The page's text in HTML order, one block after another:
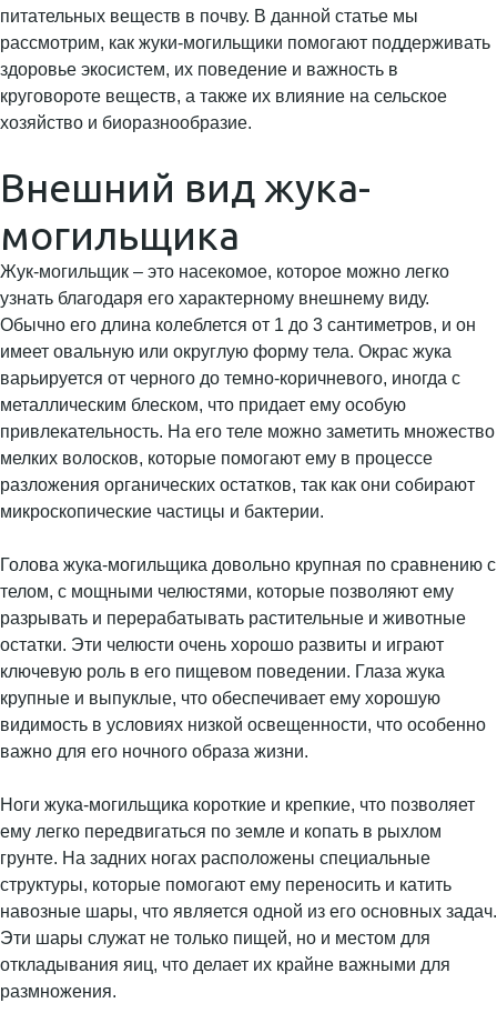
питательных веществ в почву. В данной статье мы
рассмотрим, как жуки-могильщики помогают поддерживать
здоровье экосистем, их поведение и важность в
круговороте веществ, а также их влияние на сельское
хозяйство и биоразнообразие.
Внешний вид жука-
могильщика
Жук-могильщик – это насекомое, которое можно легко
узнать благодаря его характерному внешнему виду.
Обычно его длина колеблется от 1 до 3 сантиметров, и он
имеет овальную или округлую форму тела. Окрас жука
варьируется от черного до темно-коричневого, иногда с
металлическим блеском, что придает ему особую
привлекательность. На его теле можно заметить множество
мелких волосков, которые помогают ему в процессе
разложения органических остатков, так как они собирают
микроскопические частицы и бактерии.
Голова жука-могильщика довольно крупная по сравнению с
телом, с мощными челюстями, которые позволяют ему
разрывать и перерабатывать растительные и животные
остатки. Эти челюсти очень хорошо развиты и играют
ключевую роль в его пищевом поведении. Глаза жука
крупные и выпуклые, что обеспечивает ему хорошую
видимость в условиях низкой освещенности, что особенно
важно для его ночного образа жизни.
Ноги жука-могильщика короткие и крепкие, что позволяет
ему легко передвигаться по земле и копать в рыхлом
грунте. На задних ногах расположены специальные
структуры, которые помогают ему переносить и катить
навозные шары, что является одной из его основных задач.
Эти шары служат не только пищей, но и местом для
откладывания яиц, что делает их крайне важными для
размножения.